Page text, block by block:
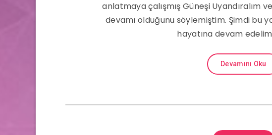
anlatmaya çalışmış Güneşi Uyandıralım
devamı olduğunu söylemiştim. Şimdi bu
hayatına devam
Devamını Oku